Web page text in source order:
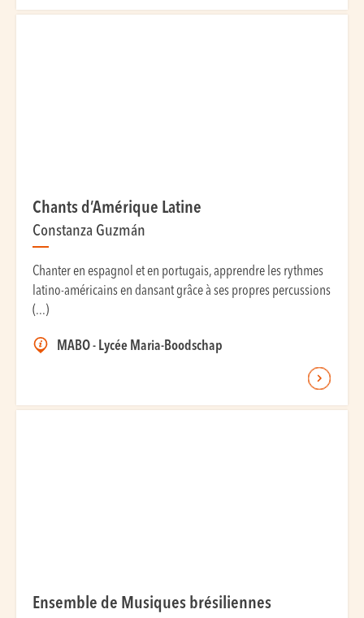
Chants d’Amérique Latine
Constanza Guzmán
Chanter en espagnol et en portugais, apprendre les rythmes
latino-américains en dansant grâce à ses propres percussions
(...)
MABO - Lycée Maria-Boodschap
Ensemble de Musiques brésiliennes